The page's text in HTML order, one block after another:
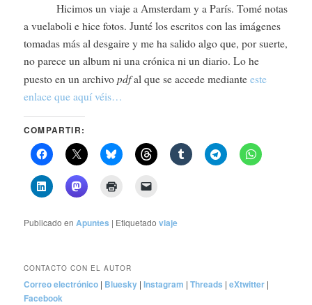
Hicimos un viaje a Amsterdam y a París. Tomé notas
a vuelaboli e hice fotos. Junté los escritos con las imágenes
tomadas más al desgaire y me ha salido algo que, por suerte,
no parece un album ni una crónica ni un diario. Lo he
puesto en un archivopdfal que se accede medianteeste
enlace que aquí véis…
COMPARTIR:
Publicado en Apuntes | Etiquetado viaje
CONTACTO CON EL AUTOR
Correo electrónico | Bluesky |Instagram |Threads |eXtwitter |
Facebook